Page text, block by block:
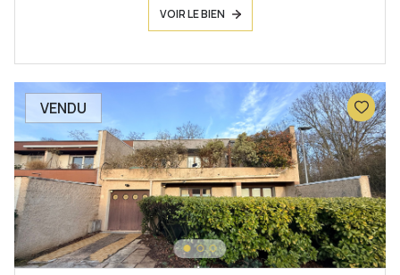
VOIR LE BIEN
VENDU